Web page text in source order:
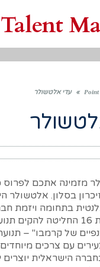
» עדי אלטשולר
מזמינה אתכם לפרוס
בסלון. אלטשולר
כשהייתה בת 16 החליטה
של קרמבו" –
עם צרכים
הישראלית